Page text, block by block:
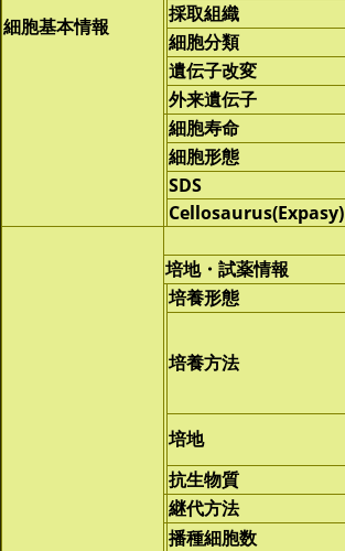
細胞基本情報
採取組織
細胞分類
遺伝子改変
外来遺伝子
細胞寿命
細胞形態
SDS
Cellosaurus(Expasy)
培地・試薬情報
培養形態
培養方法
培地
抗生物質
継代方法
播種細胞数